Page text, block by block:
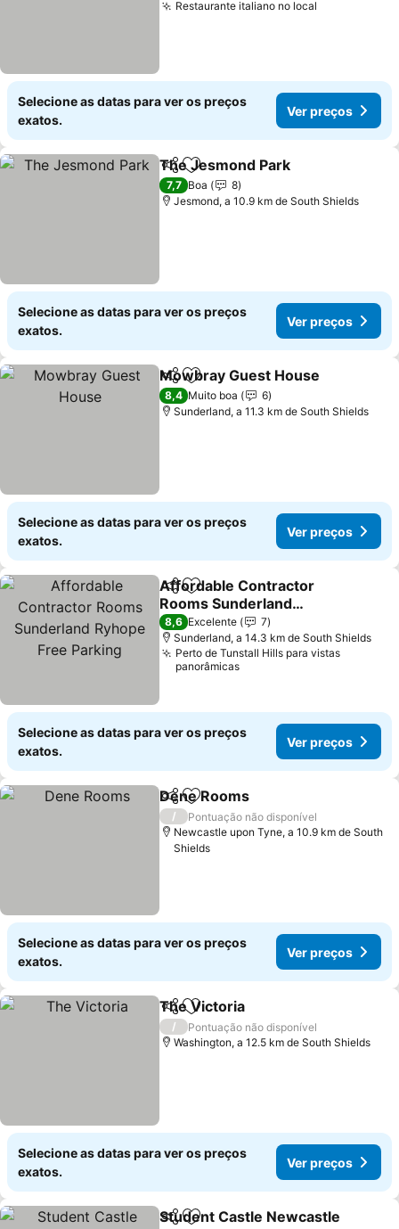
Restaurante italiano no local
Selecione as datas para ver os preços
exatos.
Ver preços
PartilharAdicionar aos favoritos
The Jesmond Park
7,7 Boa
8
Jesmond, a 10.9 km de South Shields
Selecione as datas para ver os preços
exatos.
Ver preços
PartilharAdicionar aos favoritos
Mowbray Guest House
8,4 Muito boa
6
Sunderland, a 11.3 km de South Shields
Selecione as datas para ver os preços
exatos.
Ver preços
PartilharAdicionar aos favoritos
Affordable Contractor
Rooms Sunderland
Ryhope Free Parking
Ver preços
8,6 Excelente
7
Sunderland, a 14.3 km de South Shields
Perto de Tunstall Hills para vistas
panorâmicas
Selecione as datas para ver os preços
exatos.
Ver preços
PartilharAdicionar aos favoritos
Dene Rooms
/
Pontuação não disponível
Newcastle upon Tyne, a 10.9 km de South
Shields
Selecione as datas para ver os preços
exatos.
Ver preços
PartilharAdicionar aos favoritos
The Victoria
/
Pontuação não disponível
Washington, a 12.5 km de South Shields
Selecione as datas para ver os preços
exatos.
Ver preços
Partilhar
Student Castle Newcastle